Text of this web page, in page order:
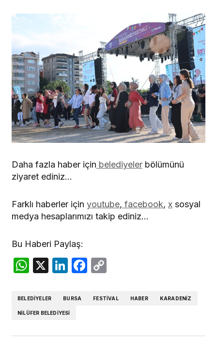
Daha fazla haber için belediyeler bölümünü
ziyaret ediniz…
Farklı haberler için youtube, facebook, x sosyal
medya hesaplarımızı takip ediniz…
Bu Haberi Paylaş:
WhatsApp
X LinkedIn
Facebook
BELEDIYELER BURSA FESTIVAL HABER KARADENIZ
NILÜFER BELEDIYESI